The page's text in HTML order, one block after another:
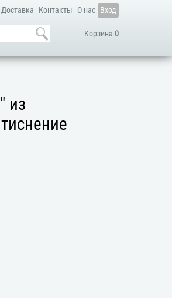
Доставка Контакты О нас Вход
Корзина 0
из